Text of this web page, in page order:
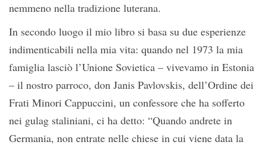
nemmeno nella tradizione luterana.
In secondo luogo il mio libro si basa su due esperienze
indimenticabili nella mia vita: quando nel 1973 la mia
famiglia lasciò l’Unione Sovietica – vivevamo in Estonia
– il nostro parroco, don Janis Pavlovskis, dell’Ordine dei
Frati Minori Cappuccini, un confessore che ha sofferto
nei gulag staliniani, ci ha detto: “Quando andrete in
Germania, non entrate nelle chiese in cui viene data la